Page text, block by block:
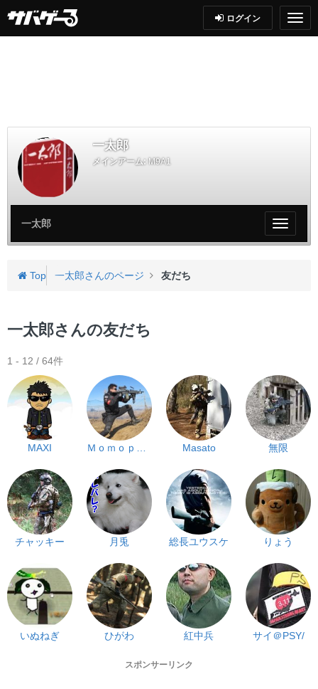
ログイン
一太郎
メインアーム: M9A1
My
ペ
一太郎
Top 一太郎さんのページ 友だち
一太郎さんの友だち
1 - 12 / 64件
MAXI Ｍｏｍｏｐａｐａ Masato 無限
チャッキー 月兎 総長ユウスケ りょう
いぬねぎ ひがわ 紅中兵 サイ＠PSY/
スポンサーリンク